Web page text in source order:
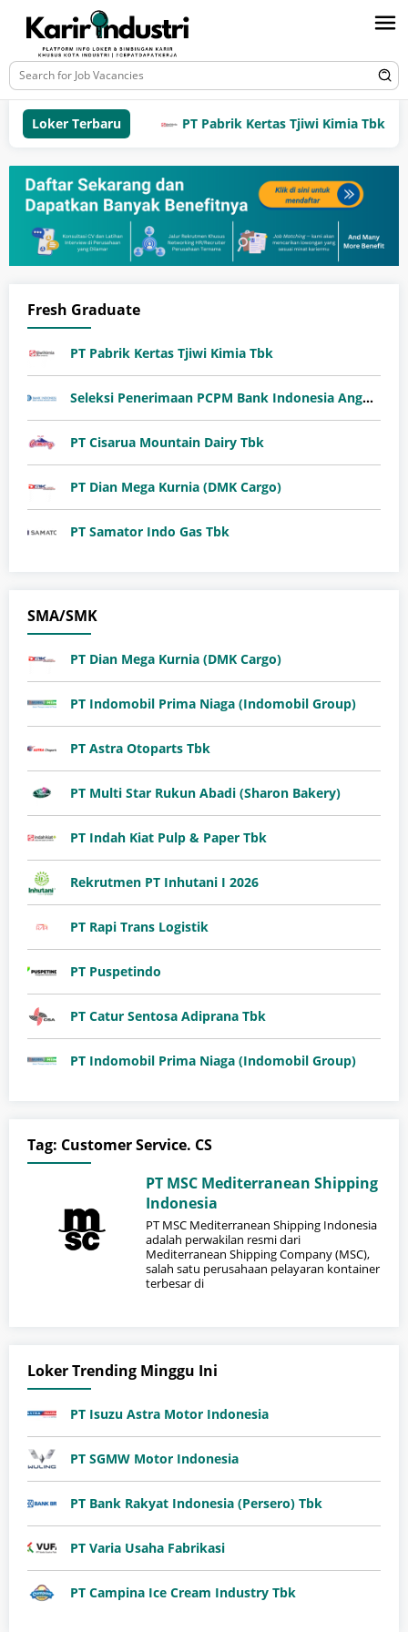
Loker Terbaru PT Pabrik Kertas Tjiwi Kimia Tbk
Fresh Graduate
PT Pabrik Kertas Tjiwi Kimia Tbk
Seleksi Penerimaan PCPM Bank Indonesia Angkatan 41
PT Cisarua Mountain Dairy Tbk
PT Dian Mega Kurnia (DMK Cargo)
PT Samator Indo Gas Tbk
SMA/SMK
PT Dian Mega Kurnia (DMK Cargo)
PT Indomobil Prima Niaga (Indomobil Group)
PT Astra Otoparts Tbk
PT Multi Star Rukun Abadi (Sharon Bakery)
PT Indah Kiat Pulp & Paper Tbk
Rekrutmen PT Inhutani I 2026
PT Rapi Trans Logistik
PT Puspetindo
PT Catur Sentosa Adiprana Tbk
PT Indomobil Prima Niaga (Indomobil Group)
Tag: Customer Service. CS
PT MSC Mediterranean Shipping
Indonesia
PT MSC Mediterranean Shipping Indonesia
adalah perwakilan resmi dari
Mediterranean Shipping Company (MSC),
salah satu perusahaan pelayaran kontainer
terbesar di
Loker Trending Minggu Ini
PT Isuzu Astra Motor Indonesia
PT SGMW Motor Indonesia
PT Bank Rakyat Indonesia (Persero) Tbk
PT Varia Usaha Fabrikasi
PT Campina Ice Cream Industry Tbk